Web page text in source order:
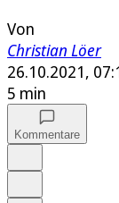
Von
Christian Löer
26.10.2021,
5 min
Kommentare